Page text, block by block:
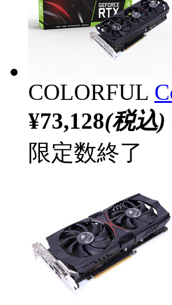
COLORFUL
¥73,128(税込)
限定数終了